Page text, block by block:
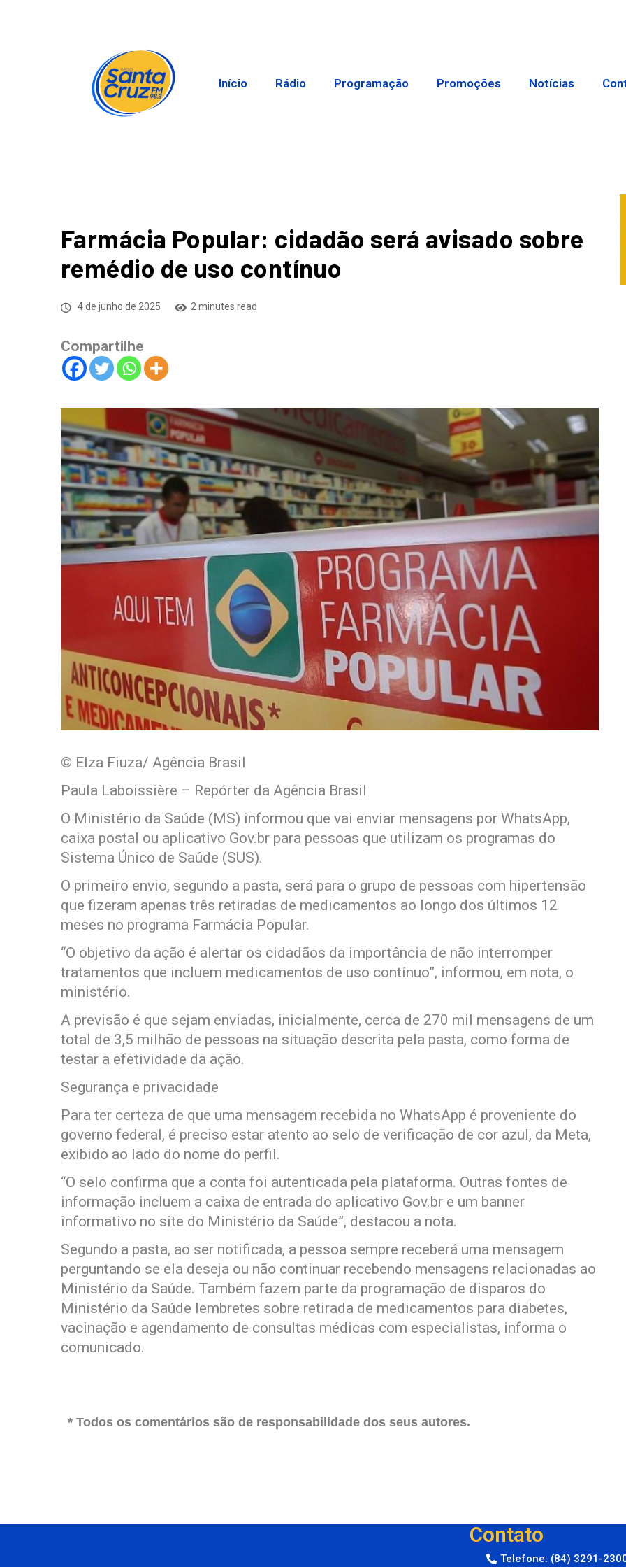
Início Rádio Programação Promoções Notícias
Farmácia Popular: cidadão será avisado sobre
remédio de uso contínuo
4 de junho de 2025 2 minutes read
Compartilhe
© Elza Fiuza/ Agência Brasil
Paula Laboissière – Repórter da Agência Brasil
O Ministério da Saúde (MS) informou que vai enviar mensagens por WhatsApp,
caixa postal ou aplicativo Gov.br para pessoas que utilizam os programas do
Sistema Único de Saúde (SUS).
O primeiro envio, segundo a pasta, será para o grupo de pessoas com hipertensão
que fizeram apenas três retiradas de medicamentos ao longo dos últimos 12
meses no programa Farmácia Popular.
“O objetivo da ação é alertar os cidadãos da importância de não interromper
tratamentos que incluem medicamentos de uso contínuo”, informou, em nota, o
ministério.
A previsão é que sejam enviadas, inicialmente, cerca de 270 mil mensagens de um
total de 3,5 milhão de pessoas na situação descrita pela pasta, como forma de
testar a efetividade da ação.
Segurança e privacidade
Para ter certeza de que uma mensagem recebida no WhatsApp é proveniente do
governo federal, é preciso estar atento ao selo de verificação de cor azul, da Meta,
exibido ao lado do nome do perfil.
“O selo confirma que a conta foi autenticada pela plataforma. Outras fontes de
informação incluem a caixa de entrada do aplicativo Gov.br e um banner
informativo no site do Ministério da Saúde”, destacou a nota.
Segundo a pasta, ao ser notificada, a pessoa sempre receberá uma mensagem
perguntando se ela deseja ou não continuar recebendo mensagens relacionadas ao
Ministério da Saúde. Também fazem parte da programação de disparos do
Ministério da Saúde lembretes sobre retirada de medicamentos para diabetes,
vacinação e agendamento de consultas médicas com especialistas, informa o
comunicado.
* Todos os comentários são de responsabilidade dos seus autores.
Contato
Telefone: (84) 3291-